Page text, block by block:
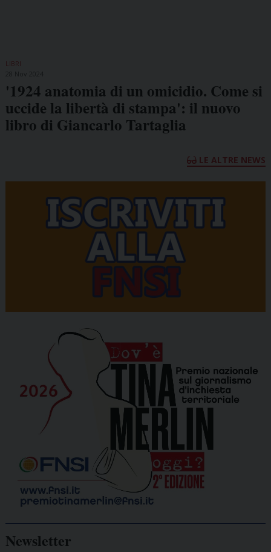
LIBRI
'1924 anatomia di un omicidio. Come si
uccide la libertà di stampa': il nuovo
libro di Giancarlo Tartaglia
LE ALTRE NEWS
Newsletter